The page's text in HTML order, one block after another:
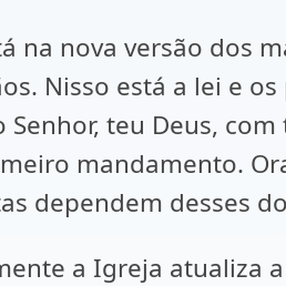
na nova versão dos
Nisso está a lei e os
Senhor, teu Deus,
mandamento.
dependem desses
a Igreja atualiza